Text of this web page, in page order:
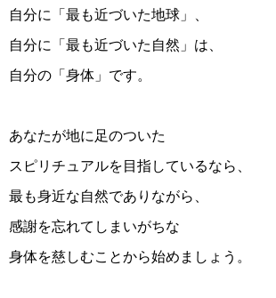
自分に「最も近づいた地球」、
自分に「最も近づいた自然」は、
自分の「身体」です。
あなたが地に足のついた
スピリチュアルを目指しているなら、
最も身近な自然でありながら、
感謝を忘れてしまいがちな
身体を慈しむことから始めましょう。